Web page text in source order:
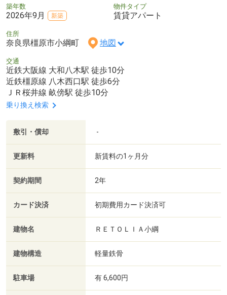
築年数
2026年9月 新築
物件タイプ
賃貸アパート
住所
奈良県橿原市小綱町 地図
交通
近鉄大阪線 大和八木駅 徒歩10分
近鉄橿原線 八木西口駅 徒歩6分
ＪＲ桜井線 畝傍駅 徒歩10分
乗り換え検索
敷引・償却 -
更新料 新賃料の1ヶ月分
契約期間 2年
カード決済 初期費用カード決済可
建物名 ＲＥＴＯＬＩＡ小綱
建物構造 軽量鉄骨
駐車場 有 6,600円